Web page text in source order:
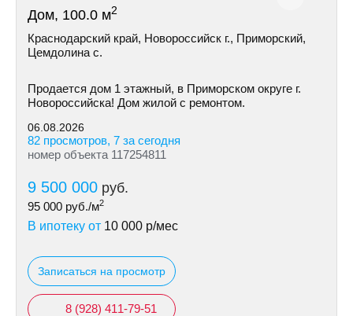
Дом, 100.0 м2
Краснодарский край, Новороссийск г., Приморский,
Цемдолина с.
Продается дом 1 этажный, в Приморском округе г.
Новороссийска! Дом жилой с ремонтом.
06.08.2026
82 просмотров, 7 за сегодня
номер объекта 117254811
9 500 000 руб.
95 000 руб./м2
В ипотеку от 10 000 р/мес
Записаться на просмотр
8 (928) 411-79-51